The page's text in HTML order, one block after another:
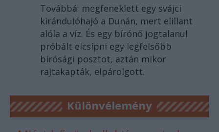
Továbbá: megfeneklett egy svájci
kirándulóhajó a Dunán, mert elillant
alóla a víz. És egy bírónő jogtalanul
próbált elcsípni egy legfelsőbb
bírósági posztot, aztán mikor
rajtakapták, elpárolgott.
Különvélemény